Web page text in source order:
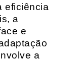
eficiência
a
e
a